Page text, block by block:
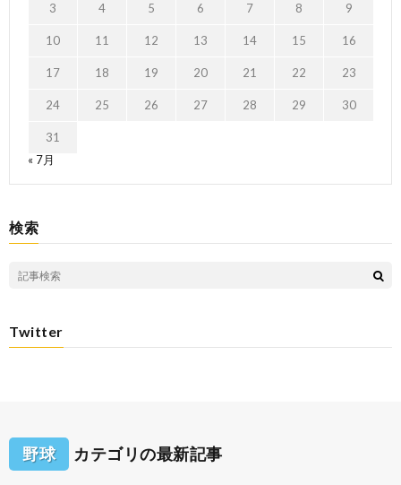
3 4 5 6 7 8 9
10 11 12 13 14 15 16
17 18 19 20 21 22 23
24 25 26 27 28 29 30
31
« 7月
検索
Twitter
野球 カテゴリの最新記事